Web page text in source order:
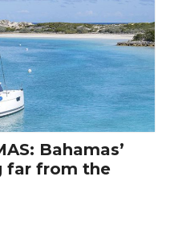
Bahamas’
far from the